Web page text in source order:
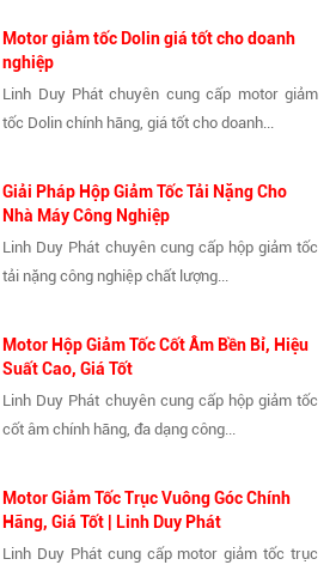
Motor giảm tốc Dolin giá tốt cho doanh
nghiệp
Linh Duy Phát chuyên cung cấp motor giảm
tốc Dolin chính hãng, giá tốt cho doanh...
Giải Pháp Hộp Giảm Tốc Tải Nặng Cho
Nhà Máy Công Nghiệp
Linh Duy Phát chuyên cung cấp hộp giảm tốc
tải nặng công nghiệp chất lượng...
Motor Hộp Giảm Tốc Cốt Âm Bền Bỉ, Hiệu
Suất Cao, Giá Tốt
Linh Duy Phát chuyên cung cấp hộp giảm tốc
cốt âm chính hãng, đa dạng công...
Motor Giảm Tốc Trục Vuông Góc Chính
Hãng, Giá Tốt | Linh Duy Phát
Linh Duy Phát cung cấp motor giảm tốc trục